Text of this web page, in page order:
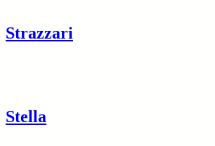
Strazzari
Stella